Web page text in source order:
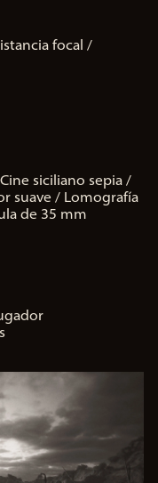
focal /
siciliano sepia /
suave / Lomografía
de 35 mm